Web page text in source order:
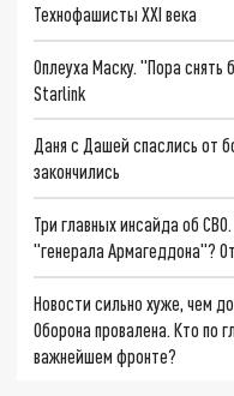
Технофашисты XXI века
Оплеуха Маску. "Пора снять
Starlink
Даня с Дашей спаслись от
закончились
Три главных инсайда об
"генерала Армагеддона"?
Новости сильно хуже, чем
Оборона провалена. Кто по
важнейшем фронте?